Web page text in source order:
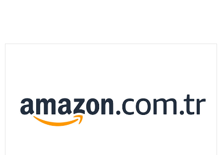
Bilim
Kültür-sanat